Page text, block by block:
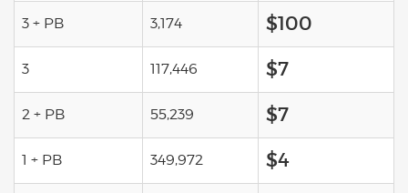
3 + PB 3,174 $100
3 117,446 $7
2 + PB 55,239 $7
1 + PB 349,972 $4